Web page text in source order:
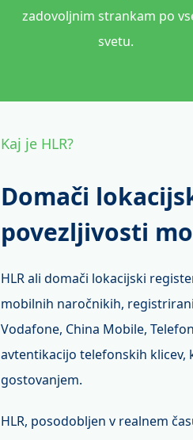
zadovoljnim strankam po
svetu.
Kaj je HLR?
Domači
povezljivosti
HLR ali domači lokacijski
mobilnih naročnikih,
Vodafone, China Mobile,
avtentikacijo telefonskih klicev,
gostovanjem.
HLR, posodobljen v realnem